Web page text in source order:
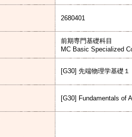
2680401
前期専門基礎科目
MC Basic Specialized
[G30] 先端物理学基礎１
[G30] Fundamentals of